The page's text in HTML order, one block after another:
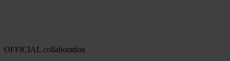
OFFICIAL collaboration